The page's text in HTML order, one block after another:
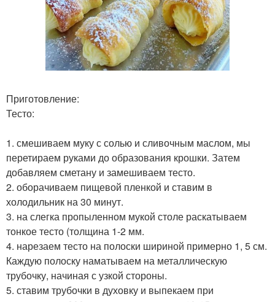
Приготовление:
Тесто:
1. смешиваем муку с солью и сливочным маслом, мы
перетираем руками до образования крошки. Затем
добавляем сметану и замешиваем тесто.
2. оборачиваем пищевой пленкой и ставим в
холодильник на 30 минут.
3. на слегка пропыленном мукой столе раскатываем
тонкое тесто (толщина 1-2 мм.
4. нарезаем тесто на полоски шириной примерно 1, 5 см.
Каждую полоску наматываем на металлическую
трубочку, начиная с узкой стороны.
5. ставим трубочки в духовку и выпекаем при